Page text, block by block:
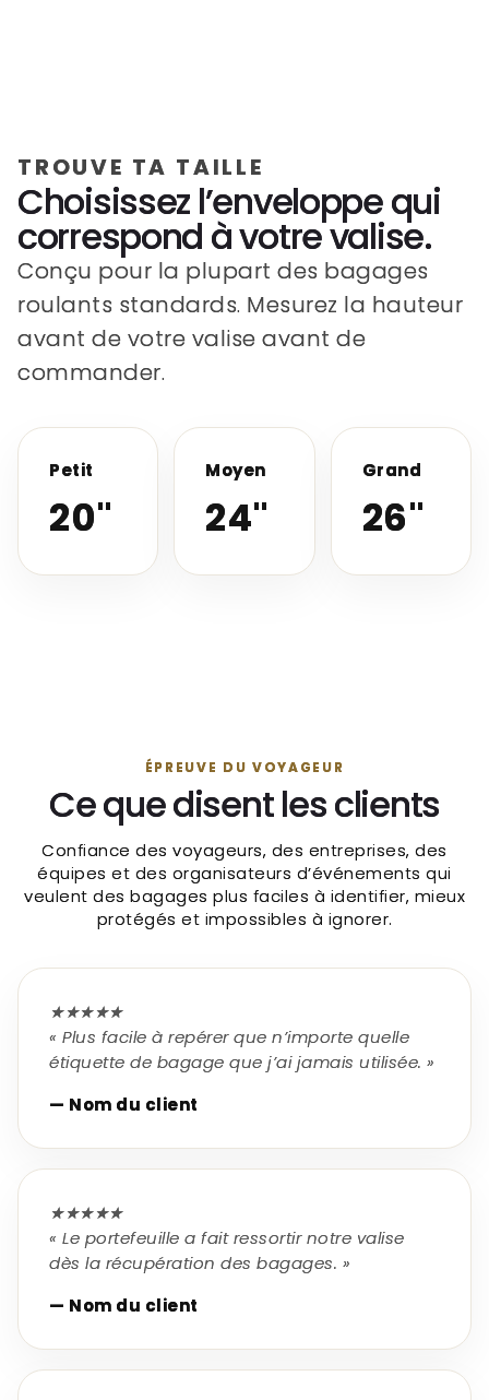
TROUVE TA TAILLE
Choisissez l’enveloppe qui
correspond à votre valise.
Conçu pour la plupart des bagages
roulants standards. Mesurez la hauteur
avant de votre valise avant de
commander.
Petit
20"
Moyen
24"
Grand
26"
ÉPREUVE DU VOYAGEUR
Ce que disent les clients
Confiance des voyageurs, des entreprises, des
équipes et des organisateurs d’événements qui
veulent des bagages plus faciles à identifier, mieux
protégés et impossibles à ignorer.
★★★★★
« Plus facile à repérer que n’importe quelle
étiquette de bagage que j’ai jamais utilisée. »
— Nom du client
★★★★★
« Le portefeuille a fait ressortir notre valise
dès la récupération des bagages. »
— Nom du client